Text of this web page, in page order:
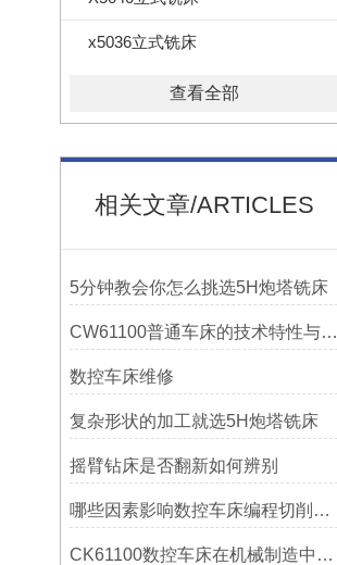
x5036立式铣床
查看全部
相关文章/ARTICLES
5分钟教会你怎么挑选5H炮塔铣床
CW61100普通车床的技术特性与操作优势
数控车床维修
复杂形状的加工就选5H炮塔铣床
摇臂钻床是否翻新如何辨别
哪些因素影响数控车床编程切削量？
CK61100数控车床在机械制造中的实际表现